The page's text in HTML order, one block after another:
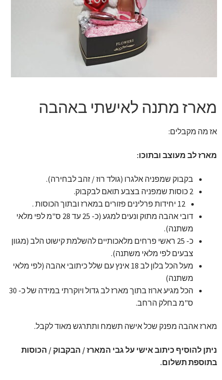
מארז מתנה לאישתי באהבה
אז מה מקבלים:
מארז לב מעוצב ובתוכו:
בקבוק שמפניה אלגרו (גולד רוז / זהב לבחירה).
2 כוסות שמפניה בצבע תואם לבקבוק.
12 יחידות פרלינים פזורים במארז ובתוך הכוסות .
דובי אהבה מתוק ונעים למגע (כ- 25 עד 28 ס"מ לפי מלאי
משתנה).
כ- 25 ראשי פרחים מלאכותיים להשלמת קישוט הלב (מגוון
צבעים לפי מלאי משתנה).
מעל הכל בלון לב 18 אינץ עם שלל כיתובי אהבה (לפי מלאי
משתנה)
הכל מגיע ארוז בתוך מארז לב גדול ויוקרתי במידה של כ- 30
ס"מ בחלק הרחב.
מארז אהבה מפנק שכל אישה תשמח ותתרגש מאוד לקבל.
ניתן להוסיף כיתוב אישי על גבי המארז / הבקבוק / הכוסות
בתוספת תשלום.